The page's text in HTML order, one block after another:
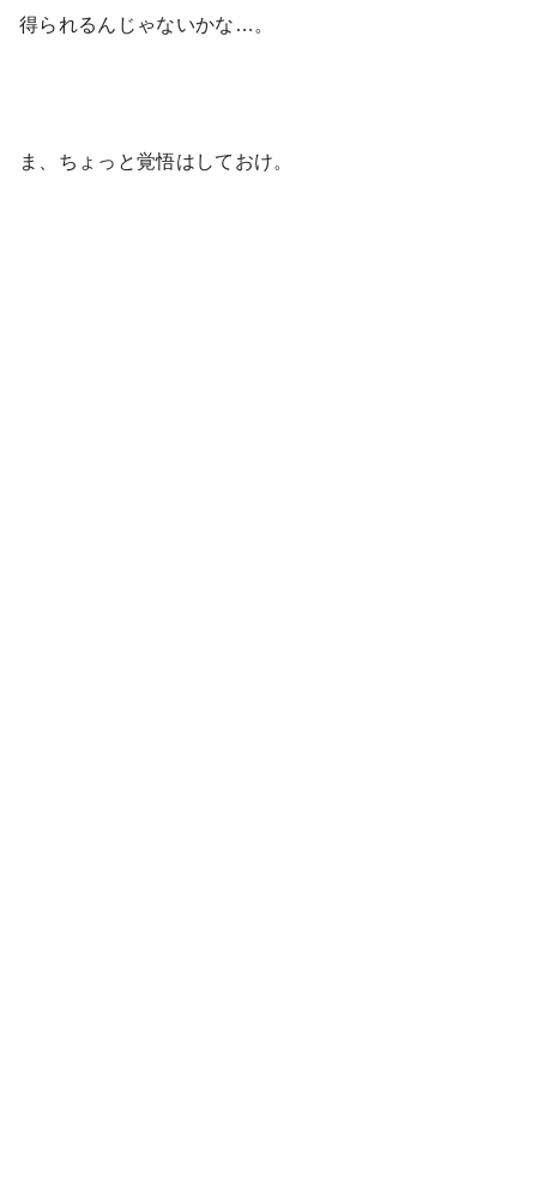
得られるんじゃないかな…。
ま、ちょっと覚悟はしておけ。